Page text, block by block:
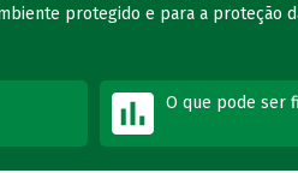
protegido e para a proteção
O que pode ser